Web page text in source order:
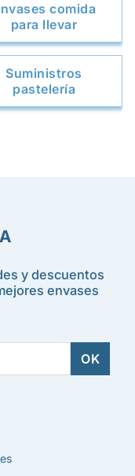
comida
para llevar
Suministros
pastelería
y descuentos
envases